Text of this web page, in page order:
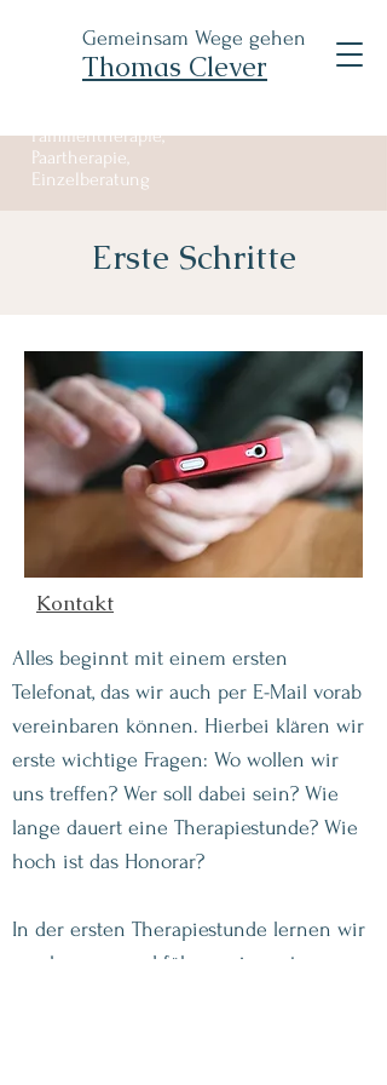
Gemeinsam Wege gehen
Thomas Clever
Familientherapie,
Paartherapie,
Einzelberatung
Erste Schritte
Kontakt
Alles beginnt mit einem ersten
Telefonat, das wir auch per E-Mail vorab
vereinbaren können. Hierbei klären wir
erste wichtige Fragen: Wo wollen wir
uns treffen? Wer soll dabei sein? Wie
lange dauert eine Therapiestunde? Wie
hoch ist das Honorar?
In der ersten Therapiestunde lernen wir
uns kennen und führen ein erstes